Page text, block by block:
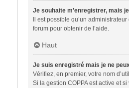
Je souhaite m’enregistrer, mais
Il est possible qu’un
forum pour obtenir de l’aide.
Haut
Je suis enregistré mais je ne
Vérifiez, en premier, votre nom
Si la gestion COPPA est active et